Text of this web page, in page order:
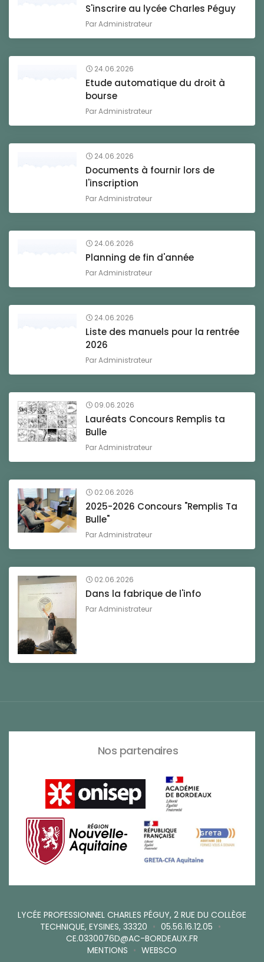
S'inscrire au lycée Charles Péguy
ParAdministrateur
24.06.2026
Etude automatique du droit à
bourse
ParAdministrateur
24.06.2026
Documents à fournir lors de
l'inscription
ParAdministrateur
24.06.2026
Planning de fin d'année
ParAdministrateur
24.06.2026
Liste des manuels pour la rentrée
2026
ParAdministrateur
09.06.2026
Lauréats Concours Remplis ta
Bulle
ParAdministrateur
02.06.2026
2025-2026 Concours "Remplis Ta
Bulle"
ParAdministrateur
02.06.2026
Dans la fabrique de l'info
ParAdministrateur
Nos partenaires
LYCÉE PROFESSIONNEL CHARLES PÉGUY, 2 RUE DU COLLÈGE
TECHNIQUE, EYSINES, 33320 • 05.56.16.12.05 •
CE.0330076D@AC-BORDEAUX.FR
MENTIONS • WEBSCO